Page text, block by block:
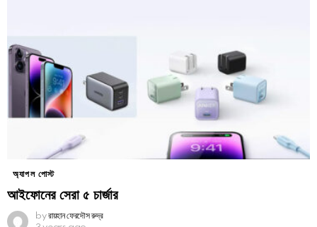
অ্যাপল পোস্ট
আইফোনের সেরা ৫ চার্জার
by রায়হান ফেরদৌস রুদ্র